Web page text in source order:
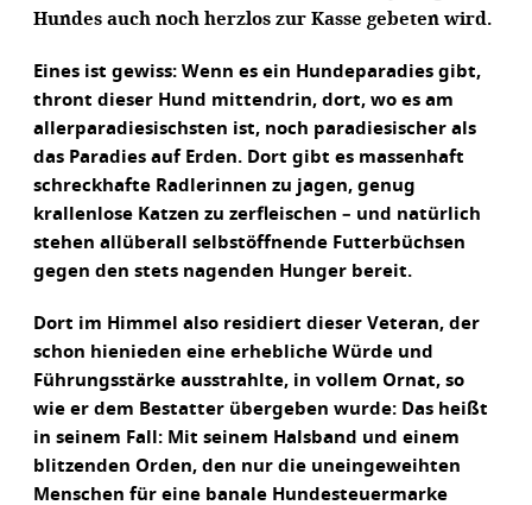
Hundes auch noch herzlos zur Kasse gebeten wird.
Eines ist gewiss: Wenn es ein Hundeparadies gibt,
thront dieser Hund mittendrin, dort, wo es am
allerparadiesischsten ist, noch paradiesischer als
das Paradies auf Erden. Dort gibt es massenhaft
schreckhafte Radlerinnen zu jagen, genug
krallenlose Katzen zu zerfleischen – und natürlich
stehen allüberall selbstöffnende Futterbüchsen
gegen den stets nagenden Hunger bereit.
Dort im Himmel also residiert dieser Veteran, der
schon hienieden eine erhebliche Würde und
Führungsstärke ausstrahlte, in vollem Ornat, so
wie er dem Bestatter übergeben wurde: Das heißt
in seinem Fall: Mit seinem Halsband und einem
blitzenden Orden, den nur die uneingeweihten
Menschen für eine banale Hundesteuermarke